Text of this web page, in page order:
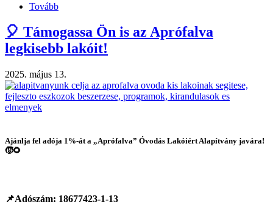
Tovább
díj
bevezetése
)
🎈 Támogassa Ön is az Aprófalva
legkisebb lakóit!
2025. május 13.
Ajánlja fel adója 1%-át a „Aprófalva” Óvodás Lakóiért Alapítvány javára!
🧒🌻
📌Adószám: 18677423-1-13